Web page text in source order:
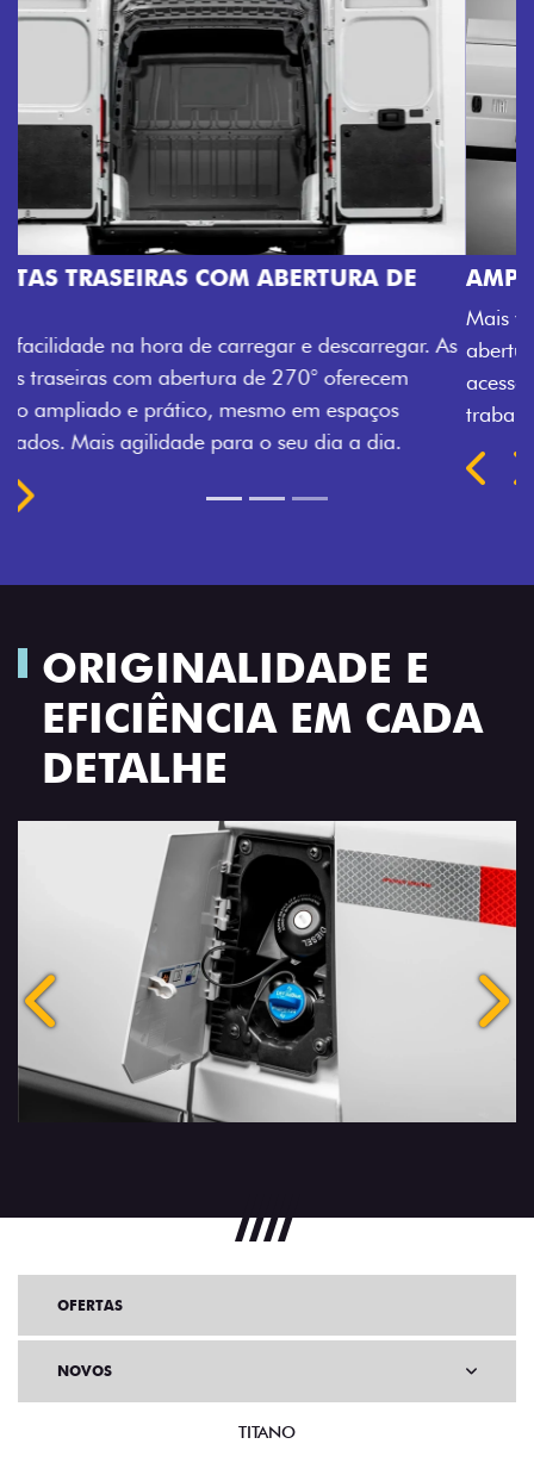
AMPLA ABERTURA DA PORTA LATERAL
Mais versatilidade para o seu carregamento. A ampla
abertura da porta lateral do Novo Ducato facilita o
acesso à carga, otimizando tempo e tornando o
trabalho mais eficiente, onde quer que você esteja.
Próximo
ORIGINALIDADE E
EFICIÊNCIA EM CADA
DETALHE
Anterior
OFERTAS
NOVOS
TITANO